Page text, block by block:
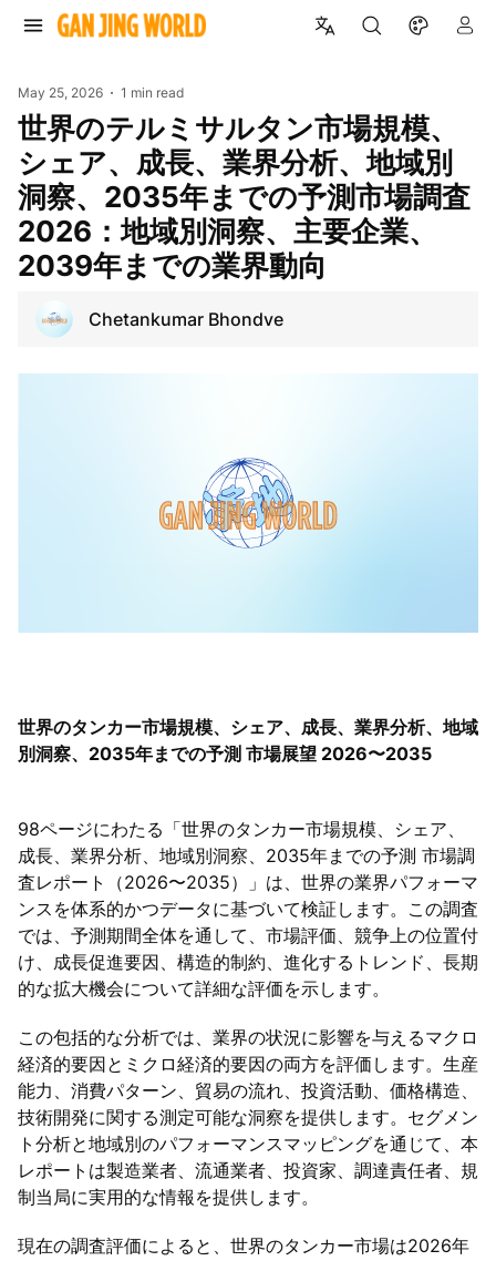
May 25, 2026 1 min read
世界のテルミサルタン市場規模、
シェア、成長、業界分析、地域別
洞察、2035年までの予測市場調査
2026：地域別洞察、主要企業、
2039年までの業界動向
Chetankumar Bhondve
世界のタンカー市場規模、シェア、成長、業界分析、地域
別洞察、2035年までの予測 市場展望 2026〜2035
98ページにわたる「世界のタンカー市場規模、シェア、
成長、業界分析、地域別洞察、2035年までの予測 市場調
査レポート（2026〜2035）」は、世界の業界パフォーマ
ンスを体系的かつデータに基づいて検証します。この調査
では、予測期間全体を通して、市場評価、競争上の位置付
け、成長促進要因、構造的制約、進化するトレンド、長期
的な拡大機会について詳細な評価を示します。
この包括的な分析では、業界の状況に影響を与えるマクロ
経済的要因とミクロ経済的要因の両方を評価します。生産
能力、消費パターン、貿易の流れ、投資活動、価格構造、
技術開発に関する測定可能な洞察を提供します。セグメン
ト分析と地域別のパフォーマンスマッピングを通じて、本
レポートは製造業者、流通業者、投資家、調達責任者、規
制当局に実用的な情報を提供します。
現在の調査評価によると、世界のタンカー市場は2026年